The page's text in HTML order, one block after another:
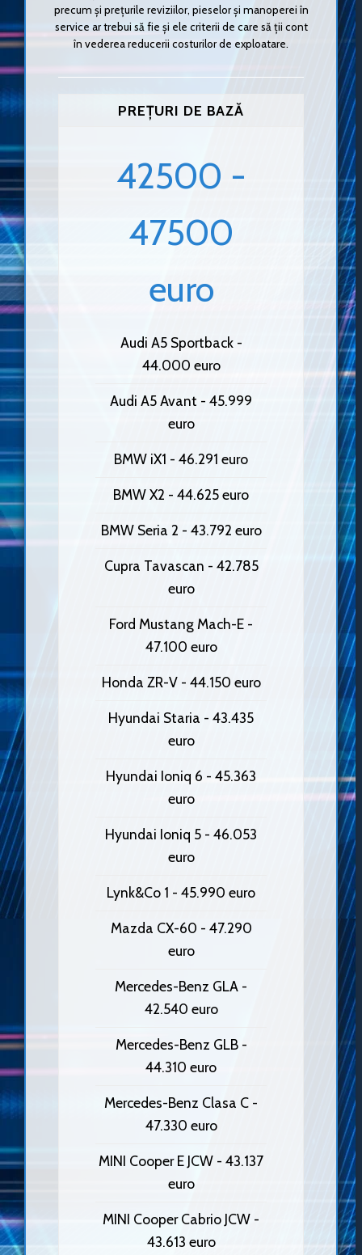
precum și prețurile reviziilor, pieselor și manoperei în
service ar trebui să fie și ele criterii de care să ții cont
în vederea reducerii costurilor de exploatare.
PREȚURI DE BAZĂ
42500 -
47500
euro
Audi A5 Sportback -
44.000 euro
Audi A5 Avant - 45.999
euro
BMW iX1 - 46.291 euro
BMW X2 - 44.625 euro
BMW Seria 2 - 43.792 euro
Cupra Tavascan - 42.785
euro
Ford Mustang Mach-E -
47.100 euro
Honda ZR-V - 44.150 euro
Hyundai Staria - 43.435
euro
Hyundai Ioniq 6 - 45.363
euro
Hyundai Ioniq 5 - 46.053
euro
Lynk&Co 1 - 45.990 euro
Mazda CX-60 - 47.290
euro
Mercedes-Benz GLA -
42.540 euro
Mercedes-Benz GLB -
44.310 euro
Mercedes-Benz Clasa C -
47.330 euro
MINI Cooper E JCW - 43.137
euro
MINI Cooper Cabrio JCW -
43.613 euro